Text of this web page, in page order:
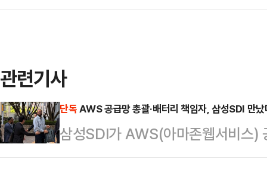
관련기사
단독AWS 공급망 총괄·배터리 책임자, 삼성SDI 만
삼성SDI가 AWS(아마존웹서비스)
데이터센터용 배터리 협력 방안을